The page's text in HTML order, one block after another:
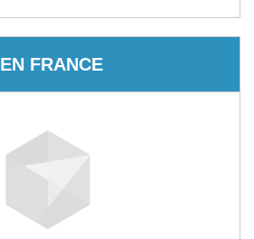
EN FRANCE